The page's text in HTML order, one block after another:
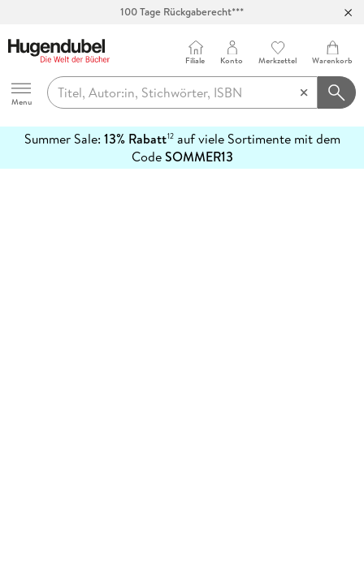
100 Tage Rückgaberecht***
Hugendubel
Menu
Filiale Konto Merkzettel Warenkorb
Summer Sale: 13% Rabatt12auf viele Sortimente mit dem
CodeSOMMER13
erfahren